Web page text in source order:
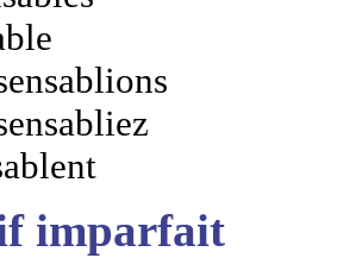
imparfait